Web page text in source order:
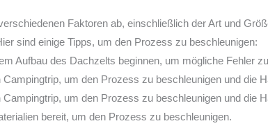
Faktoren ab, einschließlich der Art und
sind einige Tipps, um den Prozess zu beschleunigen:
Aufbau des Dachzelts beginnen, um mögliche Fehler
um den Prozess zu beschleunigen und die
um den Prozess zu beschleunigen und die
bereit, um den Prozess zu beschleunigen.